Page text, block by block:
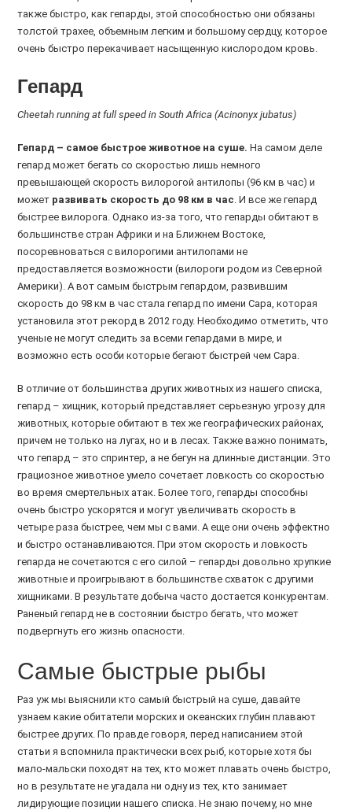
также быстро, как гепарды, этой способностью они обязаны
толстой трахее, объемным легким и большому сердцу, которое
очень быстро перекачивает насыщенную кислородом кровь.
Гепард
Cheetah running at full speed in South Africa (Acinonyx jubatus)
Гепард – самое быстрое животное на суше. На самом деле
гепард может бегать со скоростью лишь немного
превышающей скорость вилорогой антилопы (96 км в час) и
может развивать скорость до 98 км в час. И все же гепард
быстрее вилорога. Однако из-за того, что гепарды обитают в
большинстве стран Африки и на Ближнем Востоке,
посоревноваться с вилорогими антилопами не
предоставляется возможности (вилороги родом из Северной
Америки). А вот самым быстрым гепардом, развившим
скорость до 98 км в час стала гепард по имени Сара, которая
установила этот рекорд в 2012 году. Необходимо отметить, что
ученые не могут следить за всеми гепардами в мире, и
возможно есть особи которые бегают быстрей чем Сара.
В отличие от большинства других животных из нашего списка,
гепард – хищник, который представляет серьезную угрозу для
животных, которые обитают в тех же географических районах,
причем не только на лугах, но и в лесах. Также важно понимать,
что гепард – это спринтер, а не бегун на длинные дистанции. Это
грациозное животное умело сочетает ловкость со скоростью
во время смертельных атак. Более того, гепарды способны
очень быстро ускорятся и могут увеличивать скорость в
четыре раза быстрее, чем мы с вами. А еще они очень эффектно
и быстро останавливаются. При этом скорость и ловкость
гепарда не сочетаются с его силой – гепарды довольно хрупкие
животные и проигрывают в большинстве схваток с другими
хищниками. В результате добыча часто достается конкурентам.
Раненый гепард не в состоянии быстро бегать, что может
подвергнуть его жизнь опасности.
Самые быстрые рыбы
Раз уж мы выяснили кто самый быстрый на суше, давайте
узнаем какие обитатели морских и океанских глубин плавают
быстрее других. По правде говоря, перед написанием этой
статьи я вспомнила практически всех рыб, которые хотя бы
мало-мальски походят на тех, кто может плавать очень быстро,
но в результате не угадала ни одну из тех, кто занимает
лидирующие позиции нашего списка. Не знаю почему, но мне